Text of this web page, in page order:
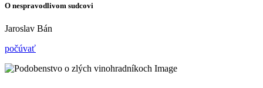
O nespravodlivom sudcovi
Jaroslav Bán
počúvať